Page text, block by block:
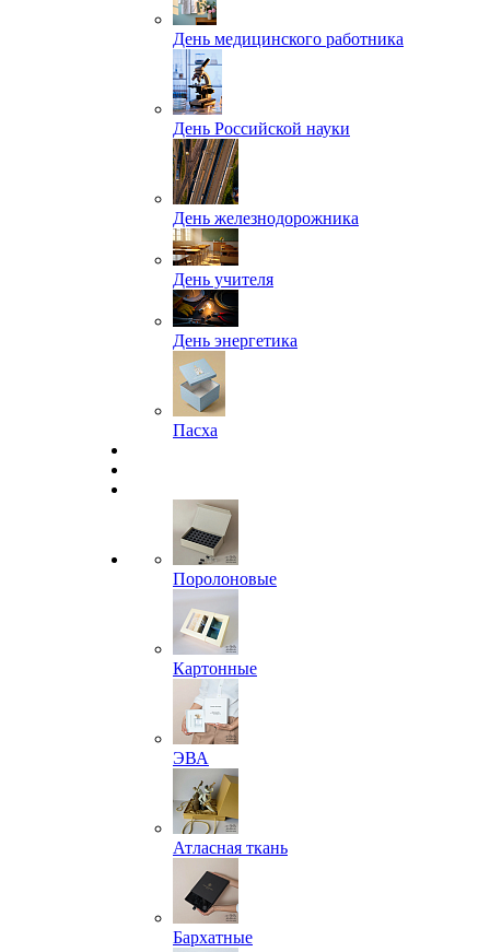
День медицинского работника
День Российской науки
День железнодорожника
День учителя
День энергетика
Пасха
Поролоновые
Картонные
ЭВА
Атласная ткань
Бархатные